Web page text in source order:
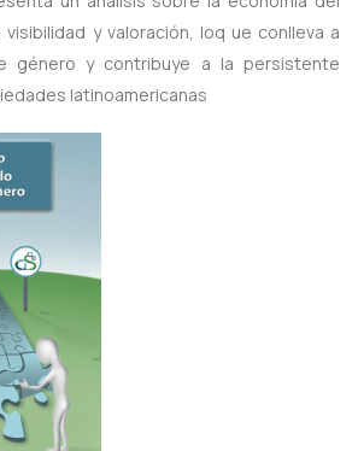
y valoración, loq ue conlleva a
género y contribuye a la persistente
latinoamericanas